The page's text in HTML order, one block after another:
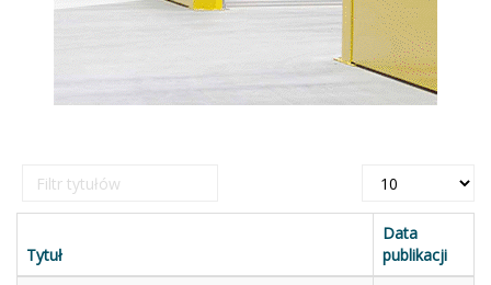
Filtr
tytułów
Pokaż
Tytuł
Data
publikacji